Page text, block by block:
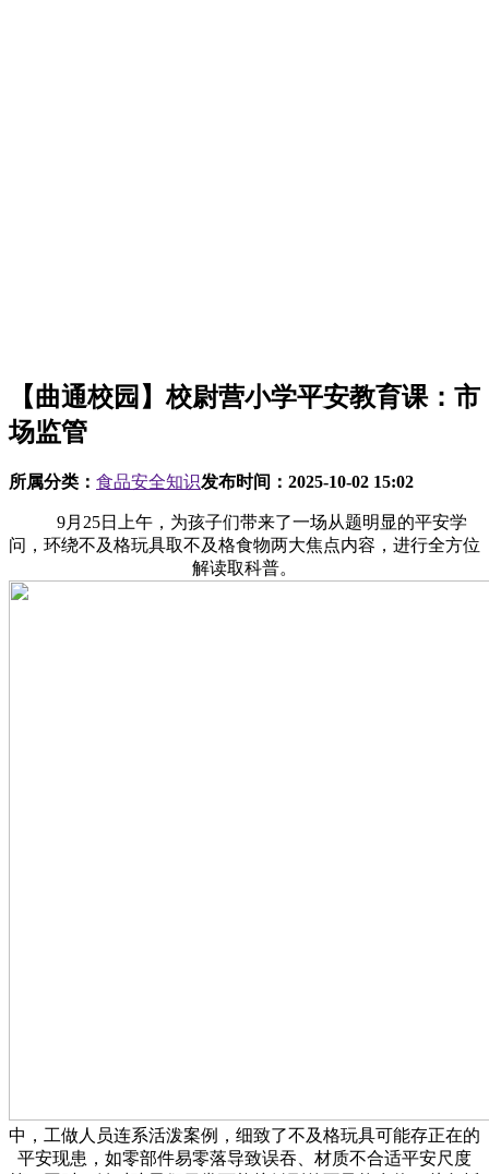
【曲通校园】校尉营小学平安教育课：市
场监管
所属分类： 食品安全知识发布时间： 2025-10-02 15:02
9月25日上午，为孩子们带来了一场从题明显的平安学
问，环绕不及格玩具取不及格食物两大焦点内容，进行全方位
解读取科普。
中，工做人员连系活泼案例，细致了不及格玩具可能存正在的
平安现患，如零部件易零落导致误吞、材质不合适平安尺度